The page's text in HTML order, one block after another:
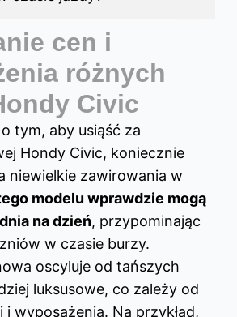
cen i
różnych
Civic
tym, aby usiąść za
Hondy Civic, koniecznie
niewielkie zawirowania w
modelu wprawdzie mogą
na dzień, przypominając
w czasie burzy.
oscyluje od tańszych
luksusowe, co zależy od
wyposażenia. Na przykład,